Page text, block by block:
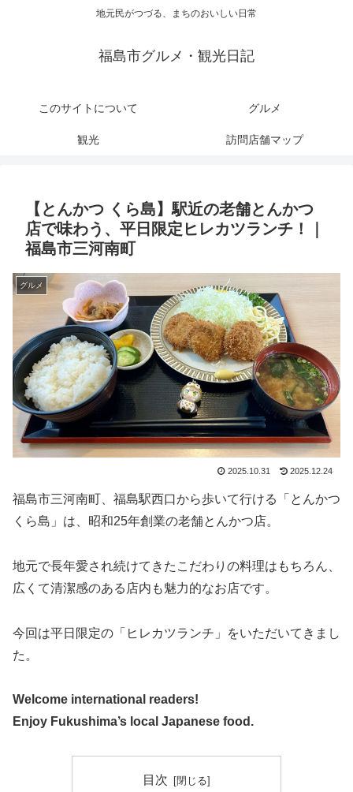
地元民がつづる、まちのおいしい日常
福島市グルメ・観光日記
このサイトについて グルメ
観光 訪問店舗マップ
【とんかつ くら島】駅近の老舗とんかつ
店で味わう、平日限定ヒレカツランチ！｜
福島市三河南町
グルメ
2025.10.31 2025.12.24
福島市三河南町、福島駅西口から歩いて行ける「とんかつ
くら島」は、昭和25年創業の老舗とんかつ店。
地元で長年愛され続けてきたこだわりの料理はもちろん、
広くて清潔感のある店内も魅力的なお店です。
今回は平日限定の「ヒレカツランチ」をいただいてきまし
た。
Welcome international readers!
Enjoy Fukushima’s local Japanese food.
目次